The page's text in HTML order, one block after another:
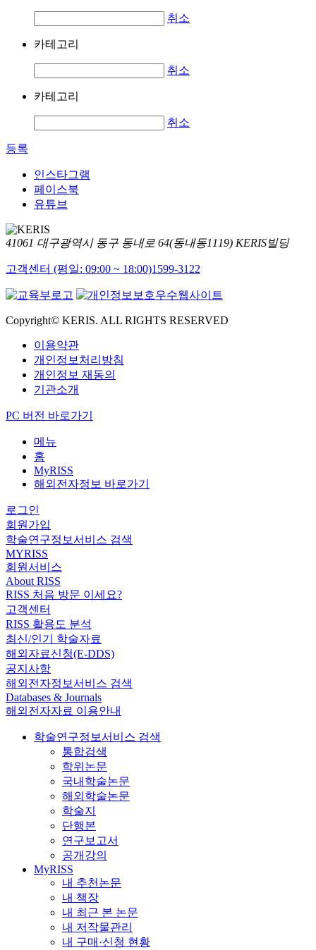
취소
카테고리
취소
카테고리
취소
등록
인스타그램
페이스북
유튜브
41061 대구광역시 동구 동내로 64(동내동1119) KERIS빌딩
고객센터 (평일: 09:00 ~ 18:00)1599-3122
Copyright© KERIS. ALL RIGHTS RESERVED
이용약관
개인정보처리방침
개인정보 재동의
기관소개
PC 버전 바로가기
메뉴
홈
MyRISS
해외전자정보 바로가기
로그인
회원가입
학술연구정보서비스 검색
MYRISS
회원서비스
About RISS
RISS 처음 방문 이세요?
고객센터
RISS 활용도 분석
최신/인기 학술자료
해외자료신청(E-DDS)
공지사항
해외전자정보서비스 검색
Databases & Journals
해외전자자료 이용안내
학술연구정보서비스 검색
통합검색
학위논문
국내학술논문
해외학술논문
학술지
단행본
연구보고서
공개강의
MyRISS
내 추천논문
내 책장
내 최근 본 논문
내 저작물관리
내 구매·신청 현황